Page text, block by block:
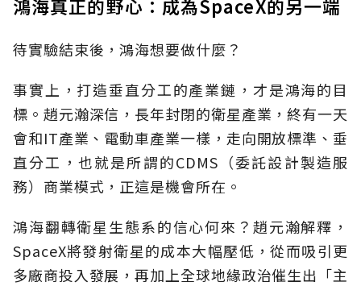
鴻海真正的野心：成為SpaceX的另一端
待實驗結束後，鴻海想要做什麼？
事實上，打造垂直分工的產業鏈，才是鴻海的目
標。趙元瀚深信，長年封閉的衛星產業，終有一天
會和IT產業、電動車產業一樣，走向開放標準、垂
直分工，也就是所謂的CDMS（委託設計製造服
務）商業模式，正這是機會所在。
鴻海翻轉衛星生態系的信心何來？趙元瀚解釋，
SpaceX將發射衛星的成本大幅壓低，從而吸引更
多廠商投入發展，再加上全球地緣政治催生出「主